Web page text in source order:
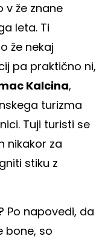
v že znane
leta. Ti
že nekaj
pa praktično ni,
Kalcina,
turizma
Tuji turisti se
nikakor za
stiku z
Po napovedi, da
bone, so